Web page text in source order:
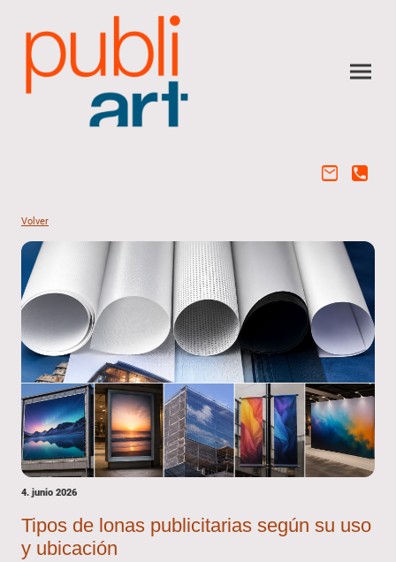
Volver
4. junio 2026
Tipos de lonas publicitarias según su uso
y ubicación